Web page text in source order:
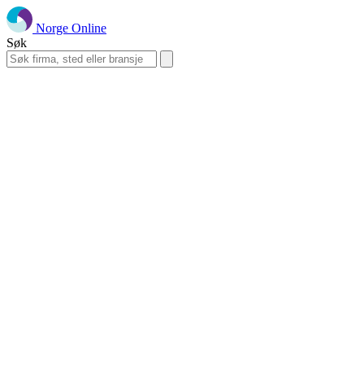
Norge Online
Søk